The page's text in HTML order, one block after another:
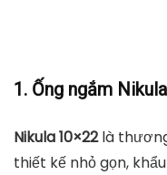
1. Ống ngắm
Nikula 10×22là
thiết kế nhỏ gọn,